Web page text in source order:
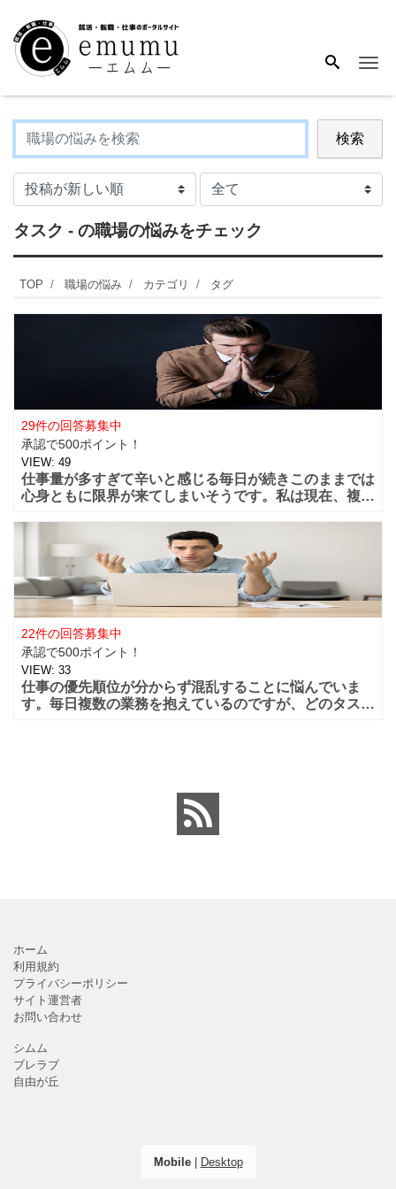
検索
タスク - の職場の悩みをチェック
TOP 職場の悩み カテゴリ タグ
29件の回答募集中
承認で500ポイント！
VIEW: 49
仕事量が多すぎて辛いと感じる毎日が続きこのままでは
心身ともに限界が来てしまいそうです。私は現在、複数
依頼や他部
22件の回答募集中
承認で500ポイント！
VIEW: 33
仕事の優先順位が分からず混乱することに悩んでいま
す。毎日複数の業務を抱えているのですが、どのタスク
ホーム
利用規約
プライバシーポリシー
サイト運営者
お問い合わせ
シムム
ブレラブ
自由が丘
Mobile| Desktop